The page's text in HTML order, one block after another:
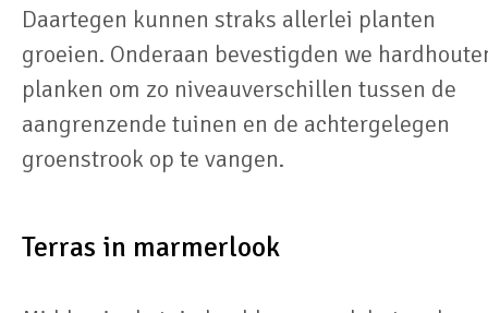
Daartegen kunnen straks allerlei planten
groeien. Onderaan bevestigden we
planken om zo niveauverschillen tussen de
aangrenzende tuinen en de achtergelegen
groenstrook op te vangen.
Terras in marmerlook